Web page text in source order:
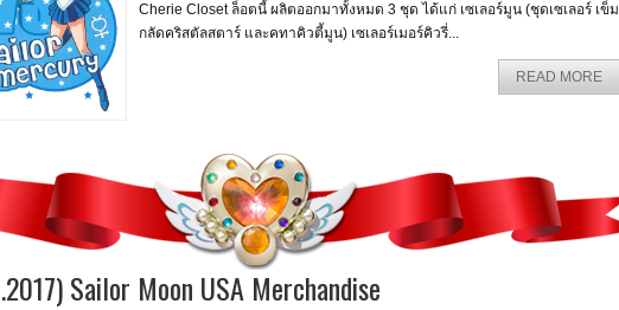
Cherie Closet ล็อตนี้ ผลิตออกมาทั้งหมด 3 ชุด ได้แก่ เซเลอร์มูน (ชุดเซเลอร์ เข็ม
กลัดคริสตัลสตาร์ และคทาคิวตี้มูน) เซเลอร์เมอร์คิวรี่...
READ MORE
Sailor Moon USA Merchandise